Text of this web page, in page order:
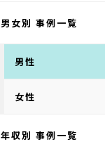
男女別 事例一覧
男性
女性
年収別 事例一覧